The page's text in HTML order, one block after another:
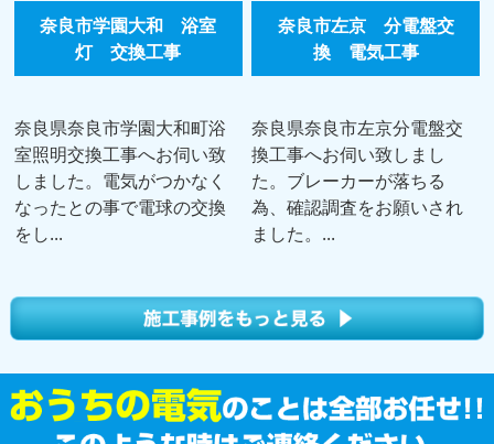
奈良市学園大和 浴室
灯 交換工事
奈良県奈良市学園大和町浴
室照明交換工事へお伺い致
しました。電気がつかなく
なったとの事で電球の交換
をし...
奈良市左京 分電盤交
換 電気工事
奈良県奈良市左京分電盤交
換工事へお伺い致しまし
た。ブレーカーが落ちる
為、確認調査をお願いされ
ました。...